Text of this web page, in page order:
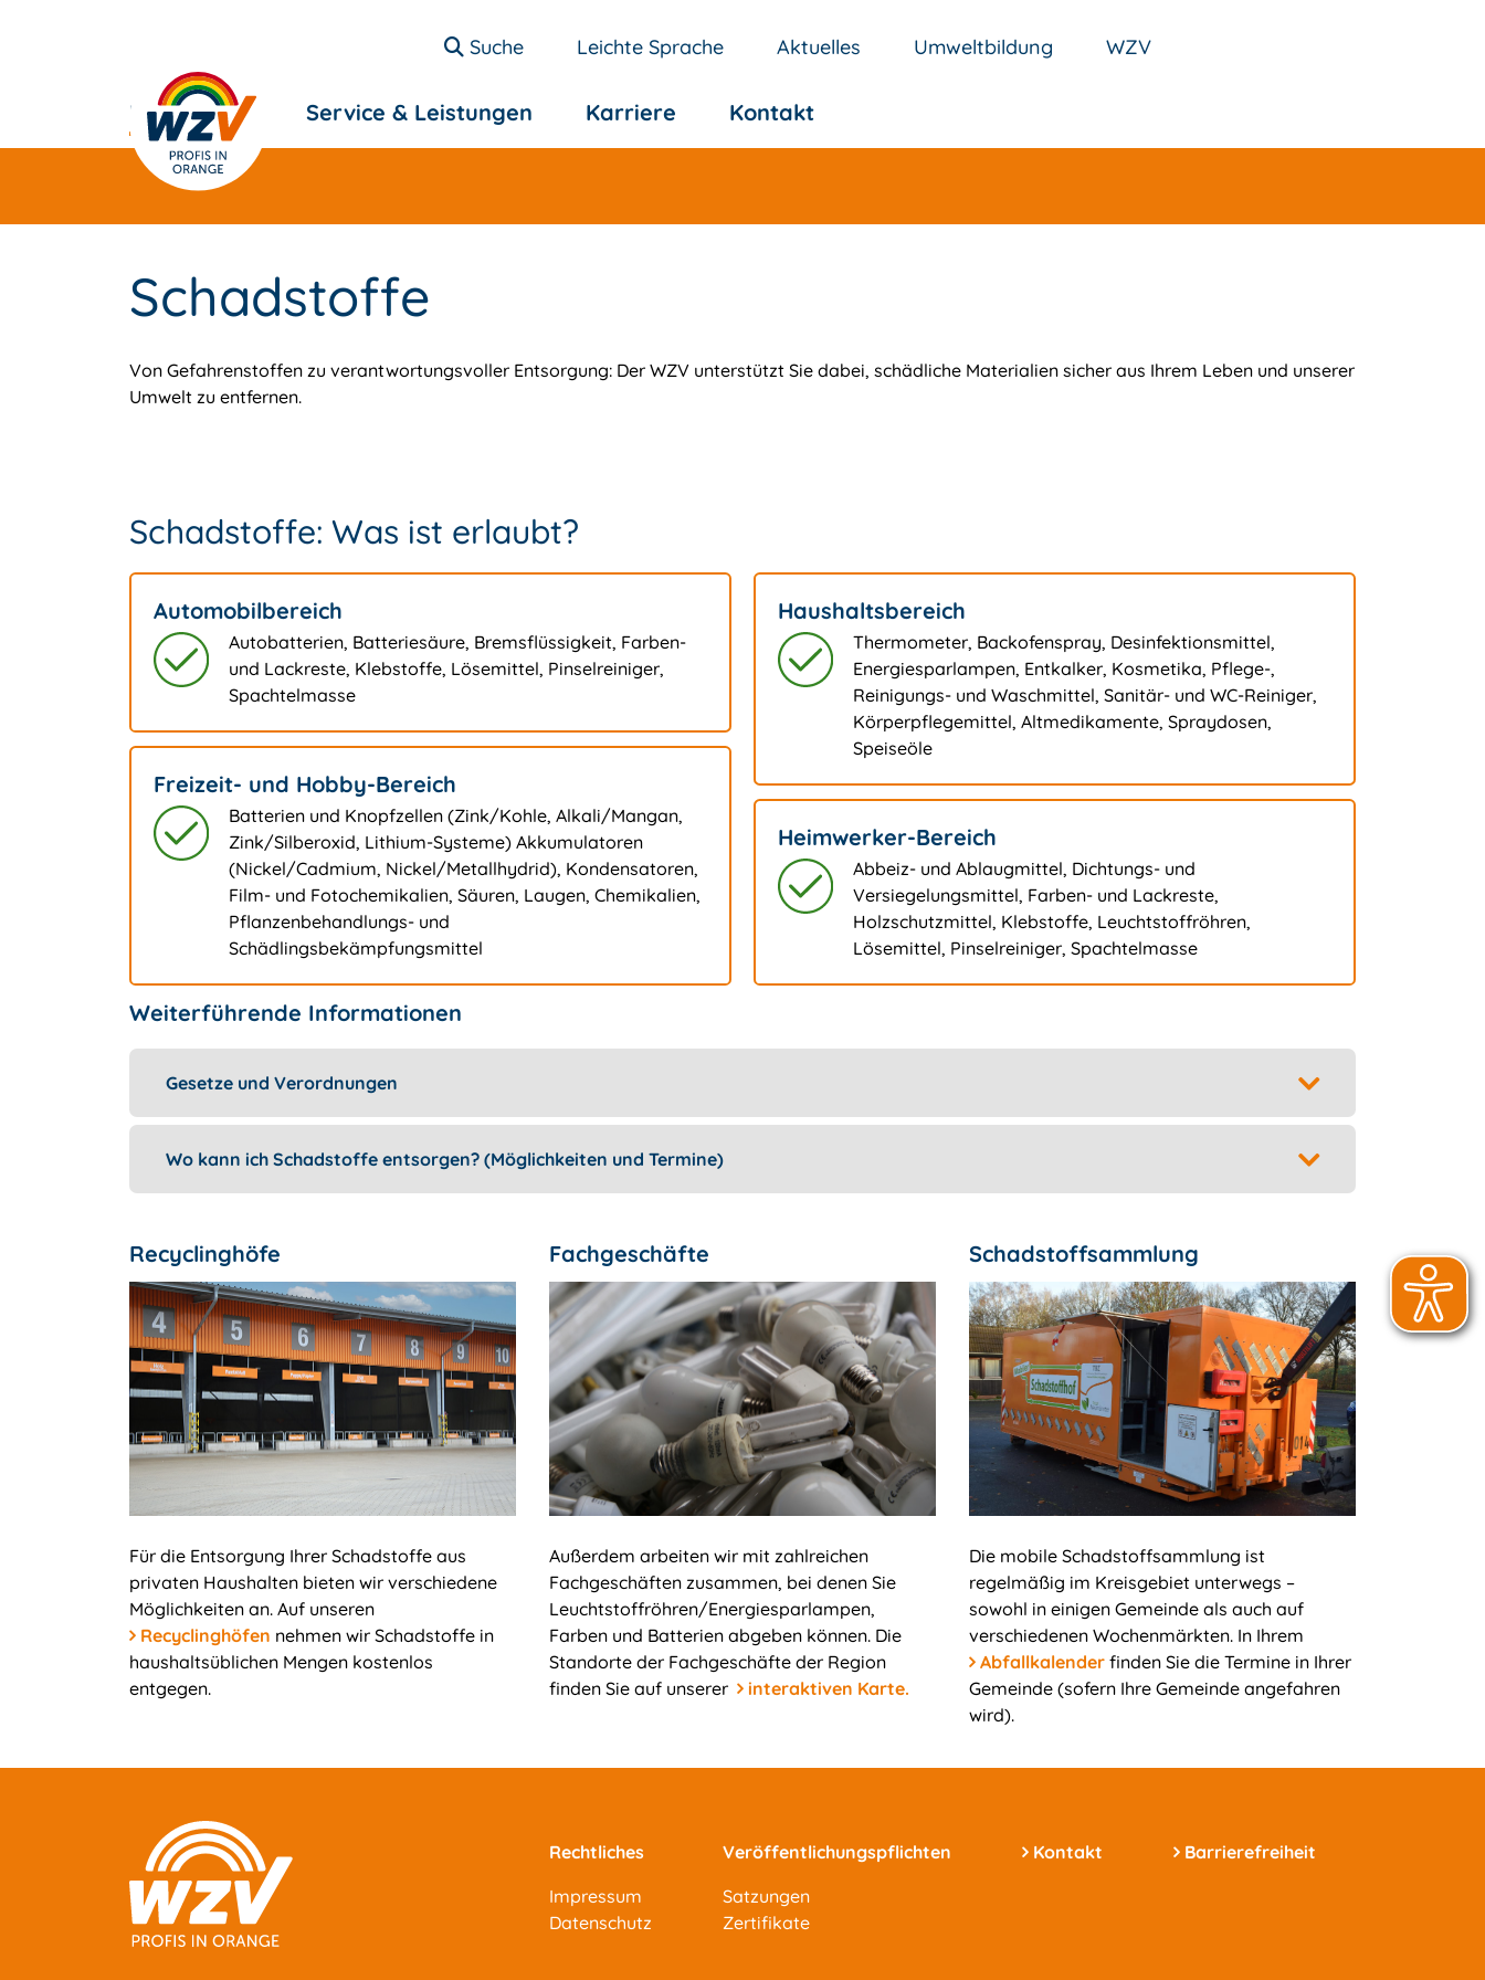
Suche Leichte Sprache Aktuelles Umweltbildung WZV
Entsorgung Service & Leistungen Karriere Kontakt
Schadstoffe
Von Gefahrenstoffen zu verantwortungsvoller Entsorgung: Der WZV unterstützt Sie dabei, schädliche Materialien sicher aus Ihrem Leben und unserer
Umwelt zu entfernen.
Schadstoffe: Was ist erlaubt?
Automobilbereich
Autobatterien, Batteriesäure, Bremsflüssigkeit, Farben-
und Lackreste, Klebstoffe, Lösemittel, Pinselreiniger,
Spachtelmasse
Freizeit- und Hobby-Bereich
Batterien und Knopfzellen (Zink/Kohle, Alkali/Mangan,
Zink/Silberoxid, Lithium-Systeme) Akkumulatoren
(Nickel/Cadmium, Nickel/Metallhydrid), Kondensatoren,
Film- und Fotochemikalien, Säuren, Laugen, Chemikalien,
Pflanzenbehandlungs- und
Schädlingsbekämpfungsmittel
Haushaltsbereich
Thermometer, Backofenspray, Desinfektionsmittel,
Energiesparlampen, Entkalker, Kosmetika, Pflege-,
Reinigungs- und Waschmittel, Sanitär- und WC-Reiniger,
Körperpflegemittel, Altmedikamente, Spraydosen,
Speiseöle
Heimwerker-Bereich
Abbeiz- und Ablaugmittel, Dichtungs- und
Versiegelungsmittel, Farben- und Lackreste,
Holzschutzmittel, Klebstoffe, Leuchtstoffröhren,
Lösemittel, Pinselreiniger, Spachtelmasse
Weiterführende Informationen
Gesetze und Verordnungen
Wo kann ich Schadstoffe entsorgen? (Möglichkeiten und Termine)
Recyclinghöfe
Für die Entsorgung Ihrer Schadstoffe aus
privaten Haushalten bieten wir verschiedene
Möglichkeiten an. Auf unseren
Recyclinghöfen nehmen wir Schadstoffe in
haushaltsüblichen Mengen kostenlos
entgegen.
Fachgeschäfte
Außerdem arbeiten wir mit zahlreichen
Fachgeschäften zusammen, bei denen Sie
Leuchtstoffröhren/Energiesparlampen,
Farben und Batterien abgeben können. Die
Standorte der Fachgeschäfte der Region
finden Sie auf unserer
interaktiven Karte.
Schadstoffsammlung
Die mobile Schadstoffsammlung ist
regelmäßig im Kreisgebiet unterwegs –
sowohl in einigen Gemeinde als auch auf
verschiedenen Wochenmärkten. In Ihrem
Abfallkalender finden Sie die Termine in Ihrer
Gemeinde (sofern Ihre Gemeinde angefahren
wird).
Rechtliches
Impressum
Datenschutz
Veröffentlichungspflichten
Satzungen
Zertifikate
Kontakt Barrierefreiheit